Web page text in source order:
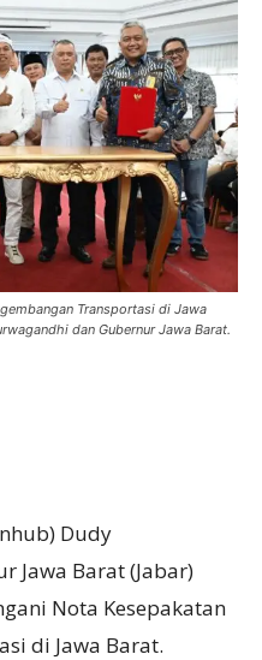
Transportasi di Jawa
dan Gubernur Jawa Barat.
Dudy
Jawa Barat (Jabar)
Nota Kesepakatan
di Jawa Barat.